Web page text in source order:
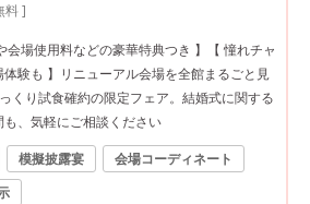
料 ]
会場使用料などの豪華特典つき 】【 憧れチャ
体験も 】リニューアル会場を全館まるごと見
くり試食確約の限定フェア。結婚式に関する
も、気軽にご相談ください
模擬披露宴
会場コーディネート